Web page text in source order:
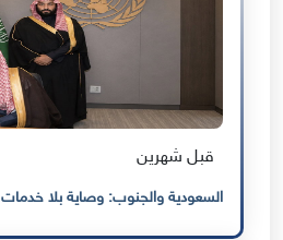
قبل شهرين
السعودية والجنوب: وصاية بلا خدمات